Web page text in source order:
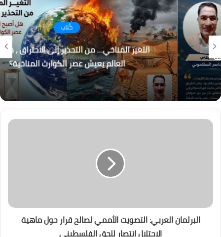
كُتاب
التغير المناخي… من التحذير إلى الاحتراق ، هل أصبح
العالم يعيش عصر الكوارث المناخية؟
البرلمان العربي: التصويت الأممي لصالح قرار حول ماهية
الاحتلال انتصار للحق الفلسطيني